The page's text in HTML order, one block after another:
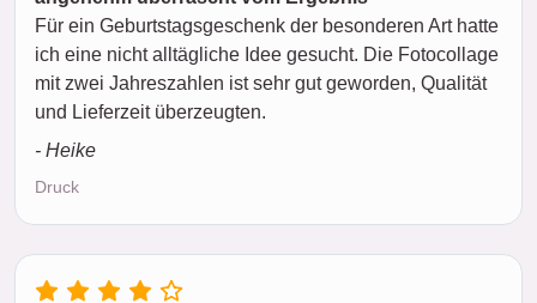
Für ein Geburtstagsgeschenk der besonderen Art hatte
ich eine nicht alltägliche Idee gesucht. Die Fotocollage
mit zwei Jahreszahlen ist sehr gut geworden, Qualität
und Lieferzeit überzeugten.
- Heike
Druck